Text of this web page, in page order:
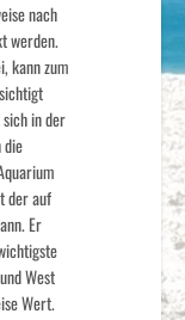
nach
werden.
kann zum
sich in der
die
der auf
Er
West
Wert.